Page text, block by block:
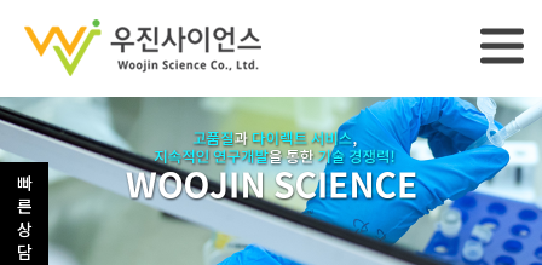
빠
른
상
담